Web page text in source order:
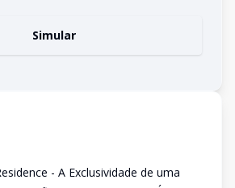
Simular
- A Exclusividade de uma